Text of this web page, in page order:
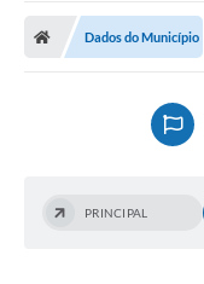
Legislação
Ouvidoria
Dados do Município
PRINCIPAL